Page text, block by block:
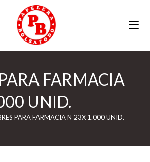
FARMACIA
UNID.
PARA FARMACIA N 23X 1.000 UNID.